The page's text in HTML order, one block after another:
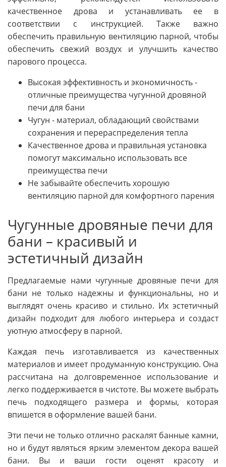
качественное дрова и устанавливать ее в
соответствии с инструкцией. Также важно
обеспечить правильную вентиляцию парной, чтобы
обеспечить свежий воздух и улучшить качество
парового процесса.
Высокая эффективность и экономичность -
отличные преимущества чугунной дровяной
печи для бани
Чугун - материал, обладающий свойствами
сохранения и перераспределения тепла
Качественное дрова и правильная установка
помогут максимально использовать все
преимущества печи
Не забывайте обеспечить хорошую
вентиляцию парной для комфортного парения
Чугунные дровяные печи для
бани – красивый и
эстетичный дизайн
Предлагаемые нами чугунные дровяные печи для
бани не только надежны и функциональны, но и
выглядят очень красиво и стильно. Их эстетичный
дизайн подходит для любого интерьера и создаст
уютную атмосферу в парной.
Каждая печь изготавливается из качественных
материалов и имеет продуманную конструкцию. Она
рассчитана на долговременное использование и
легко поддерживается в чистоте. Вы можете выбрать
печь подходящего размера и формы, которая
впишется в оформление вашей бани.
Эти печи не только отлично раскалят банные камни,
но и будут являться ярким элементом декора вашей
бани. Вы и ваши гости оценят красоту и